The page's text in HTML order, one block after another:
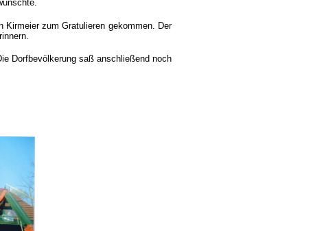
Kirmeier zum Gratulieren gekommen. Der
Dorfbevölkerung saß anschließend noch